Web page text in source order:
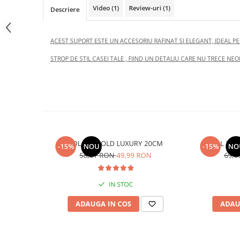
Descriere Video(1) Review-uri (1)
ACEST SUPORT ESTE UN ACCESORIU RAFINAT SI ELEGANT, IDEAL
STROP DE STIL CASEI TALE , FIIND UN DETALIU CARE NU TRECE
-15% NOU
BOL 3 D GOLD LUXURY 20CM
58,81 RON49,99 RON
IN STOC
ADAUGA IN COS
-15%BOL 3 D